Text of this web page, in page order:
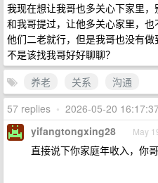
我现在想让我哥也多关心下家里
和我哥提过，让他多关心家里，
他们二老就行，但是我哥也没有
不是该找我哥好好聊聊？
养老
关系
沟通
57 replies • 2026-05-20
yifangtongxing28 May
直接说下你家庭年收入，你